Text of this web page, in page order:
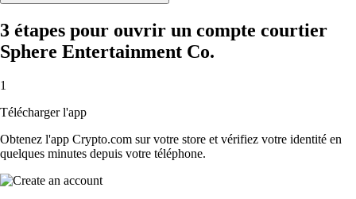
3 étapes pour ouvrir un compte courtier
Sphere Entertainment Co.
1
Télécharger l'app
Obtenez l'app Crypto.com sur votre store et vérifiez votre identité en
quelques minutes depuis votre téléphone.